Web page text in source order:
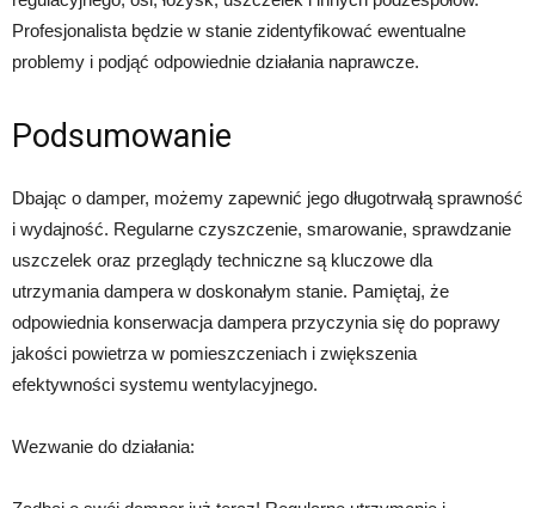
Profesjonalista będzie w stanie zidentyfikować ewentualne
problemy i podjąć odpowiednie działania naprawcze.
Podsumowanie
Dbając o damper, możemy zapewnić jego długotrwałą sprawność
i wydajność. Regularne czyszczenie, smarowanie, sprawdzanie
uszczelek oraz przeglądy techniczne są kluczowe dla
utrzymania dampera w doskonałym stanie. Pamiętaj, że
odpowiednia konserwacja dampera przyczynia się do poprawy
jakości powietrza w pomieszczeniach i zwiększenia
efektywności systemu wentylacyjnego.
Wezwanie do działania: